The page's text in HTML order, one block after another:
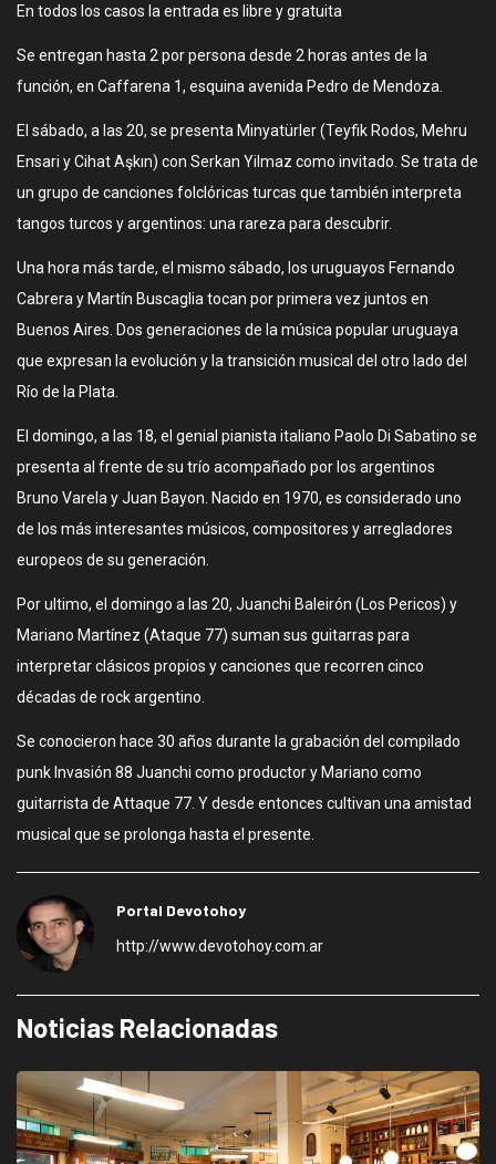
En todos los casos la entrada es libre y gratuita
Se entregan hasta 2 por persona desde 2 horas antes de la
función, en Caffarena 1, esquina avenida Pedro de Mendoza.
El sábado, a las 20, se presenta Minyatürler (Teyfik Rodos, Mehru
Ensari y Cihat Aşkın) con Serkan Yilmaz como invitado. Se trata de
un grupo de canciones folclóricas turcas que también interpreta
tangos turcos y argentinos: una rareza para descubrir.
Una hora más tarde, el mismo sábado, los uruguayos Fernando
Cabrera y Martín Buscaglia tocan por primera vez juntos en
Buenos Aires. Dos generaciones de la música popular uruguaya
que expresan la evolución y la transición musical del otro lado del
Río de la Plata.
El domingo, a las 18, el genial pianista italiano Paolo Di Sabatino se
presenta al frente de su trío acompañado por los argentinos
Bruno Varela y Juan Bayon. Nacido en 1970, es considerado uno
de los más interesantes músicos, compositores y arregladores
europeos de su generación.
Por ultimo, el domingo a las 20, Juanchi Baleirón (Los Pericos) y
Mariano Martínez (Ataque 77) suman sus guitarras para
interpretar clásicos propios y canciones que recorren cinco
décadas de rock argentino.
Se conocieron hace 30 años durante la grabación del compilado
punk Invasión 88 Juanchi como productor y Mariano como
guitarrista de Attaque 77. Y desde entonces cultivan una amistad
musical que se prolonga hasta el presente.
Portal Devotohoy
http://www.devotohoy.com.ar
Noticias Relacionadas